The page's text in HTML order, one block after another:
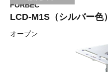
FORBEC
LCD-M1S（シルバー色）
オープン